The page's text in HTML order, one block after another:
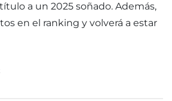
a un 2025 soñado. Además,
en el ranking y volverá a estar